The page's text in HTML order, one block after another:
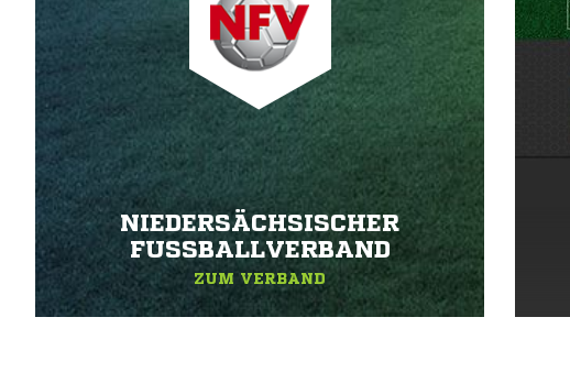
NIEDERSÄCHSISCHER
FUSSBALLVERBAND
ZUM VERBAND